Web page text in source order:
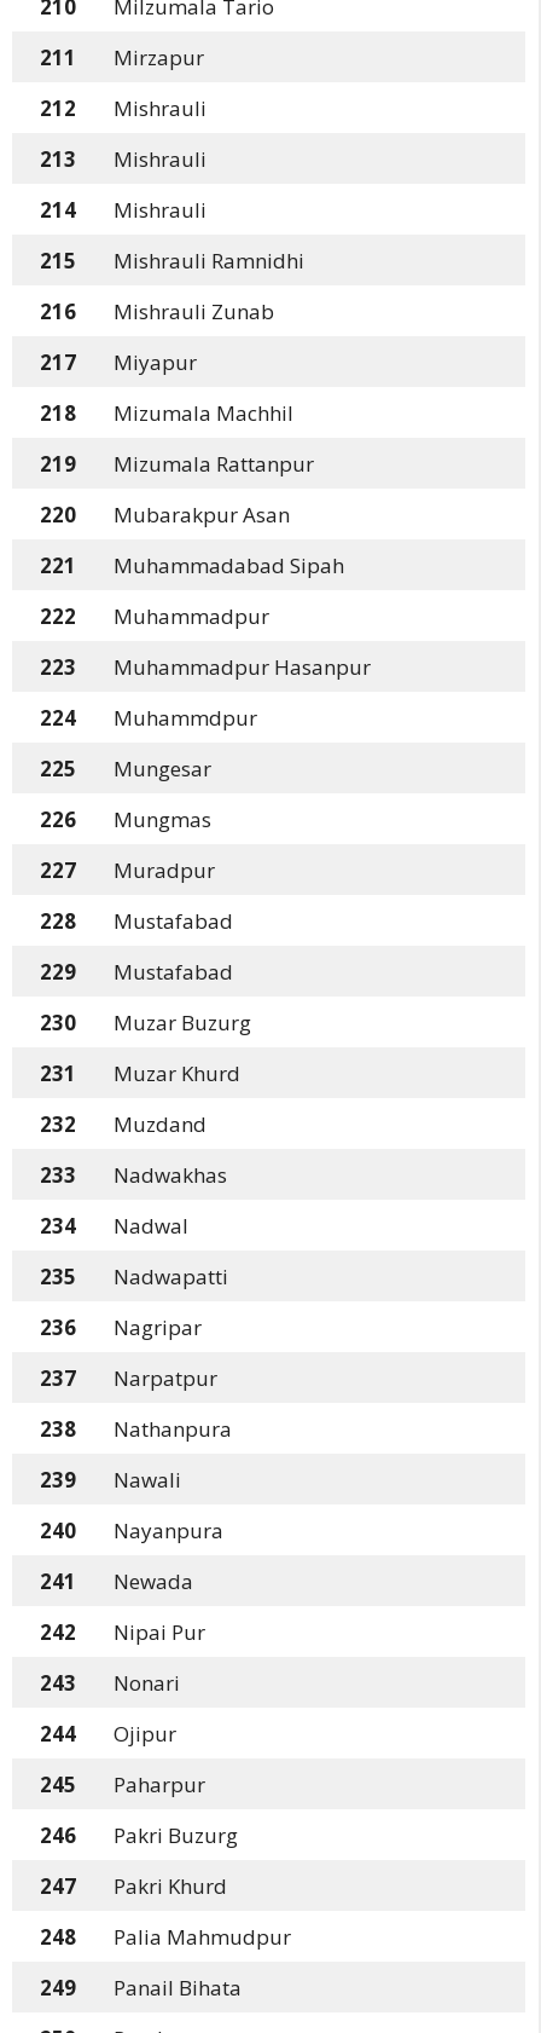
210
Milzumala Tario
211
Mirzapur
212
Mishrauli
213
Mishrauli
214
Mishrauli
215
Mishrauli Ramnidhi
216
Mishrauli Zunab
217
Miyapur
218
Mizumala Machhil
219
Mizumala Rattanpur
220
Mubarakpur Asan
221
Muhammadabad Sipah
222
Muhammadpur
223
Muhammadpur Hasanpur
224
Muhammdpur
225
Mungesar
226
Mungmas
227
Muradpur
228
Mustafabad
229
Mustafabad
230
Muzar Buzurg
231
Muzar Khurd
232
Muzdand
233
Nadwakhas
234
Nadwal
235
Nadwapatti
236
Nagripar
237
Narpatpur
238
Nathanpura
239
Nawali
240
Nayanpura
241
Newada
242
Nipai Pur
243
Nonari
244
Ojipur
245
Paharpur
246
Pakri Buzurg
247
Pakri Khurd
248
Palia Mahmudpur
249
Panail Bihata